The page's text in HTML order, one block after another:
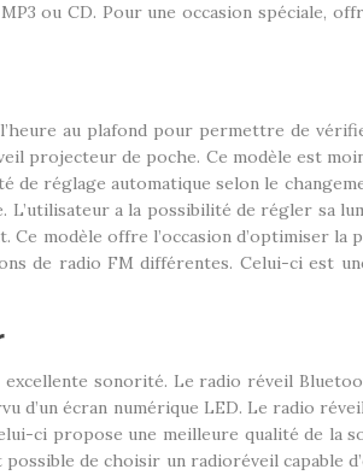
ou CD. Pour une occasion spéciale,
au plafond pour permettre de
projecteur de poche. Ce modèle est
réglage automatique selon le
L’utilisateur a la possibilité de régler sa
modèle offre l’occasion d’optimiser la
de radio FM différentes. Celui-ci est
sonorité. Le radio réveil
d’un écran numérique LED. Le radio
ci propose une meilleure qualité de la
de choisir un radioréveil capable